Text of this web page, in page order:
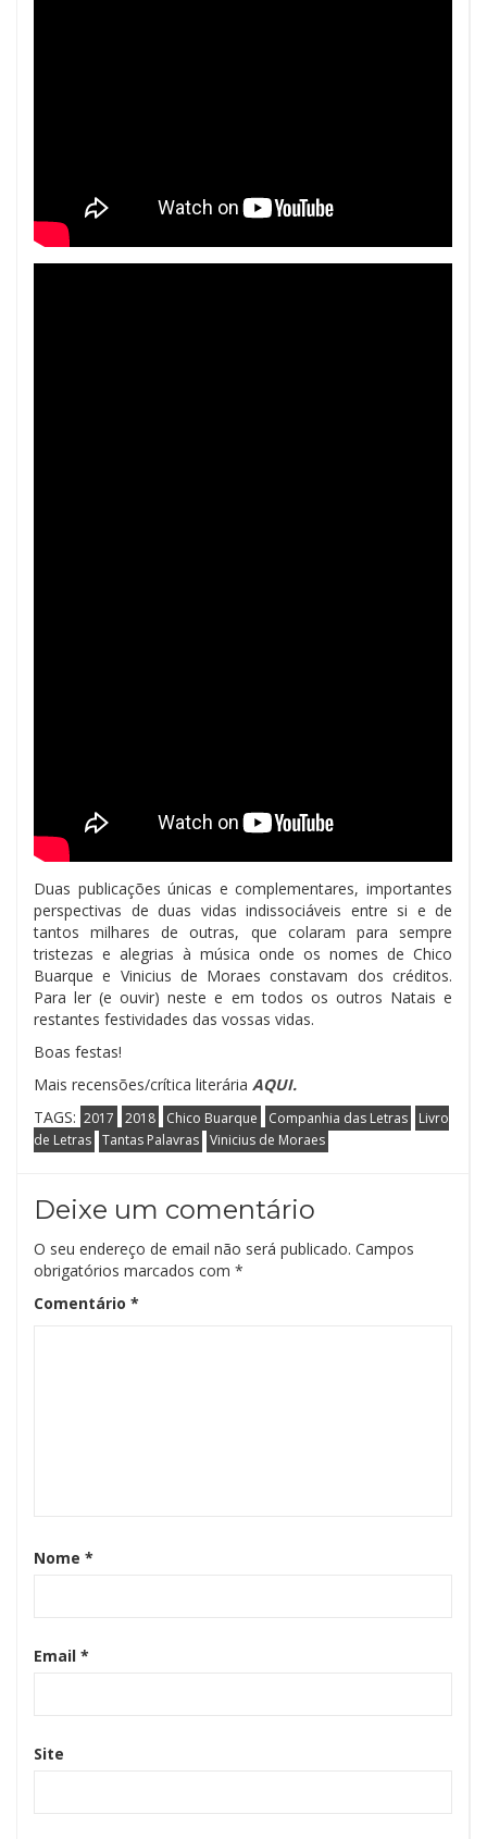
Duas publicações únicas e complementares, importantes
perspectivas de duas vidas indissociáveis entre si e de
tantos milhares de outras, que colaram para sempre
tristezas e alegrias à música onde os nomes de Chico
Buarque e Vinicius de Moraes constavam dos créditos.
Para ler (e ouvir) neste e em todos os outros Natais e
restantes festividades das vossas vidas.
Boas festas!
Mais recensões/crítica literária AQUI.
TAGS: 2017 2018 Chico Buarque Companhia das Letras
Livro
de Letras Tantas Palavras Vinicius de Moraes
Deixe um comentário
O seu endereço de email não será publicado. Campos
obrigatórios marcados com *
Comentário *
Nome *
Email *
Site